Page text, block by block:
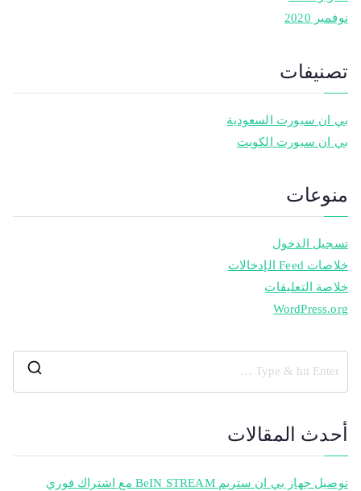
نوفمبر 2020
تصنيفات
بي ان سبورت السعودية
بي ان سبورت الكويت
منوعات
تسجيل الدخول
خلاصات Feed الإدخالات
خلاصة التعليقات
WordPress.org
أحدث المقالات
توصيل جهاز بي ان ستريم BeIN STREAM مع اشتراك فوري